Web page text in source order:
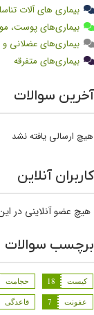
بیماری های آلات
بیماری‌های پوست،
بیماری‌های عضلانی
بیماری‌های متفرقه
آخرین سوالات
هیچ ارسالی یافته نشد
کاربران آنلاین
هیچ عضو آنلاینی در
برچسب سوالات
کیست 18 حجامت
عفونت
7 قاعدگی